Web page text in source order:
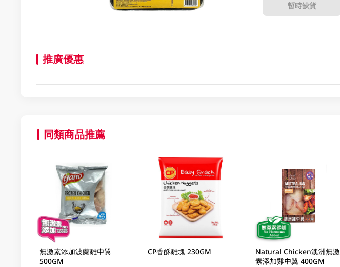
暫時缺貨
推廣優惠
同類商品推薦
無激素添加波蘭雞中翼
500GM
CP香酥雞塊 230GM
Natural Chicken澳洲無激
素添加雞中翼 400GM